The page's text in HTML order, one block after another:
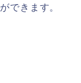
できます。